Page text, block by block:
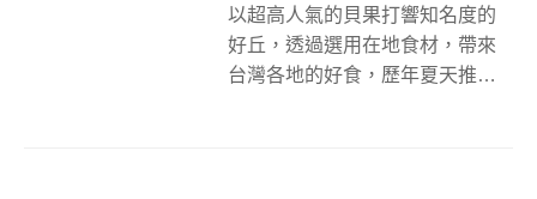
以超高人氣的貝果打響知名度的
好丘，透過選用在地食材，帶來
台灣各地的好食，歷年夏天推出